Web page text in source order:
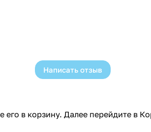
Написать отзыв
в корзину. Далее перейдите в